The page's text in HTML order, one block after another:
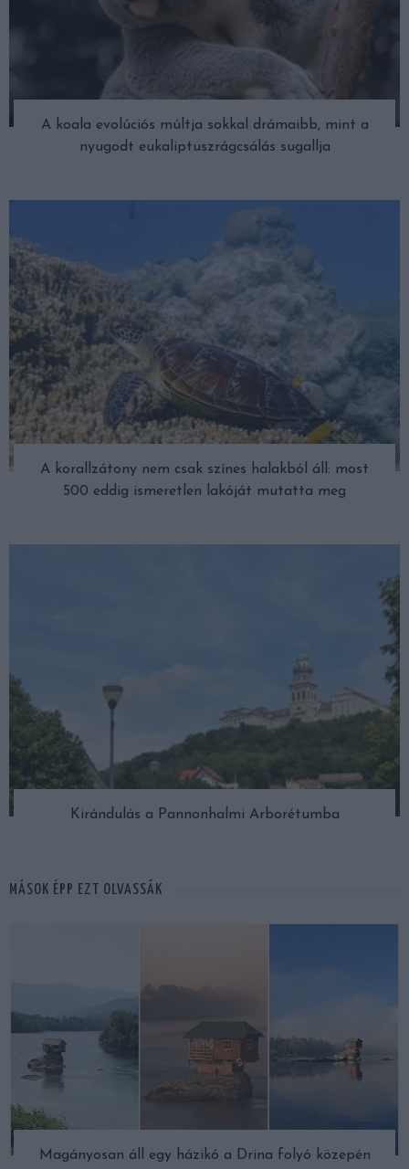
A koala evolúciós múltja sokkal drámaibb, mint a
nyugodt eukaliptuszrágcsálás sugallja
A korallzátony nem csak színes halakból áll: most
500 eddig ismeretlen lakóját mutatta meg
Kirándulás a Pannonhalmi Arborétumba
MÁSOK ÉPP EZT OLVASSÁK
Magányosan áll egy házikó a Drina folyó közepén